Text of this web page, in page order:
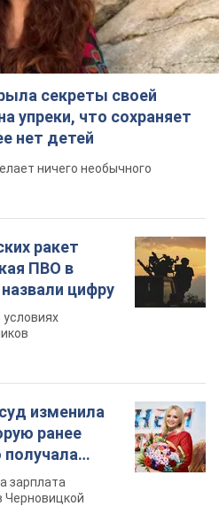
секреты своей
упреки, что сохраняет
нет детей
ничего необычного
ракет
ПВО в
цифру
изменила
ранее
получала
зарплата
Черновицкой